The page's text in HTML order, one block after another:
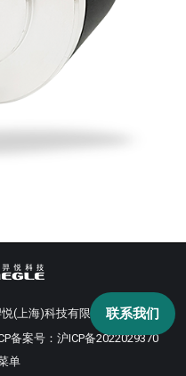
(上海)科技有限公司 版权所有
备案号： 沪ICP备2022029370
单
联系我们